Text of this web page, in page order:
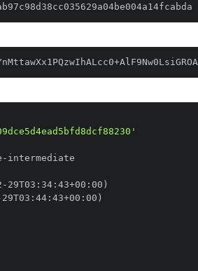
-
- 29T03 : 34: 43+00 :
29T03 : 44: 43+00 :